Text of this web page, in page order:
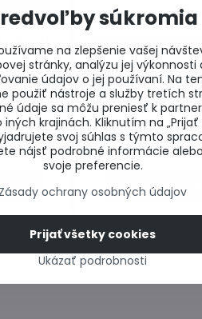
akcia
tepla v
Záruka
Strešné okno
Drevené strešné
Skladom u
od
súkromia
na zlepšenie vašej
stránky, analýzu jej výkonnosti
údajov o jej používaní. Na
použiť nástroje a služby tretích
údaje sa môžu preniesť k
iných krajinách. Kliknutím na
svoj súhlas s týmto
nájsť podrobné informácie
svoje preferencie.
Zásady ochrany osobných údajov
Ukázať podrobnosti
Prijať všetky cookies